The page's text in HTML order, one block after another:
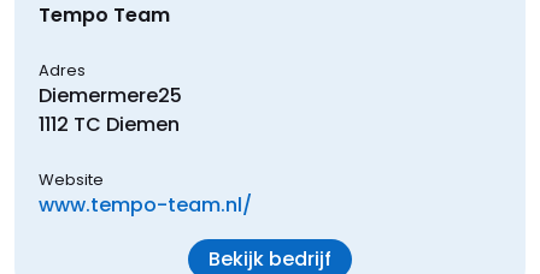
Tempo Team
Adres
Diemermere25
1112 TC Diemen
Website
www.tempo-team.nl/
Bekijk bedrijf